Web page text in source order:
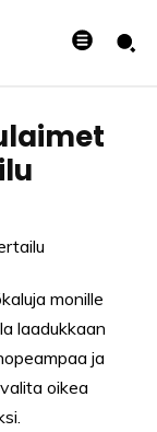
monille
laadukkaan
ja
oikea